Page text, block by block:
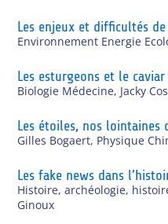
Les enjeux et difficultés
Environnement Energie
Les esturgeons et le caviar
Biologie Médecine, Jacky
Les étoiles, nos lointaines
Gilles Bogaert, Physique
Les fake news dans
Histoire, archéologie,
Ginoux